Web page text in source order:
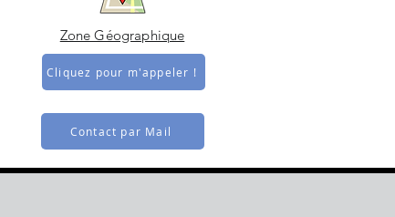
Cliquez pour m'appeler !
Contact par Mail
Zone Géographique